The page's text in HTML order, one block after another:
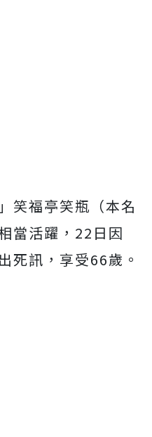
笑福亭笑瓶（本名
當活躍， 22 日因
死訊，享受66歲。